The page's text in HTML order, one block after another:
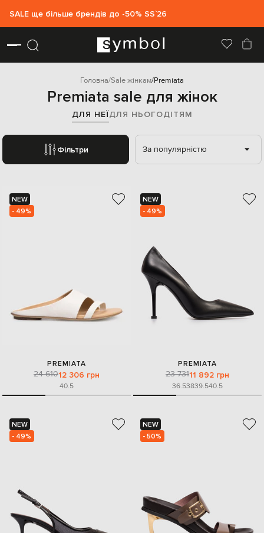
SALE ще більше брендів до -50% SS`26
Головна Sale жінкам Premiata
Premiata sale для жінок
ДЛЯ НЕЇДЛЯ НЬОГОДІТЯМ
Фільтри За популярністю
NEW
- 49%
PREMIATA
24 61012 306 грн
40.5
NEW
- 49%
PREMIATA
23 73111 892 грн
36.53839.540.5
NEW
- 49%
NEW
- 50%